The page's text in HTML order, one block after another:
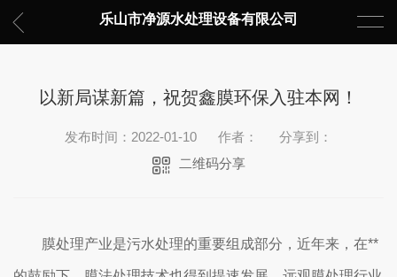
乐山市净源水处理设备有限公司
以新局谋新篇，祝贺鑫膜环保入驻本网！
发布时间：2022-01-10 作者：
分享到：
二维码分享
膜处理产业是污水处理的重要组成部分，近年来，在**